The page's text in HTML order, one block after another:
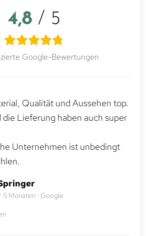
4,8 / 5
Google-Bewertungen
Qualität und Aussehen top.
die Lieferung haben auch super
Unternehmen ist unbedingt
5 Monaten · Google